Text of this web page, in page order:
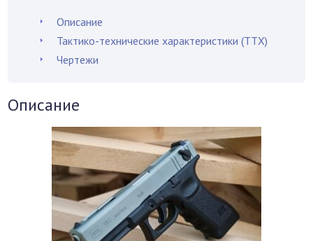
Описание
Тактико-технические характеристики (ТТХ)
Чертежи
Описание